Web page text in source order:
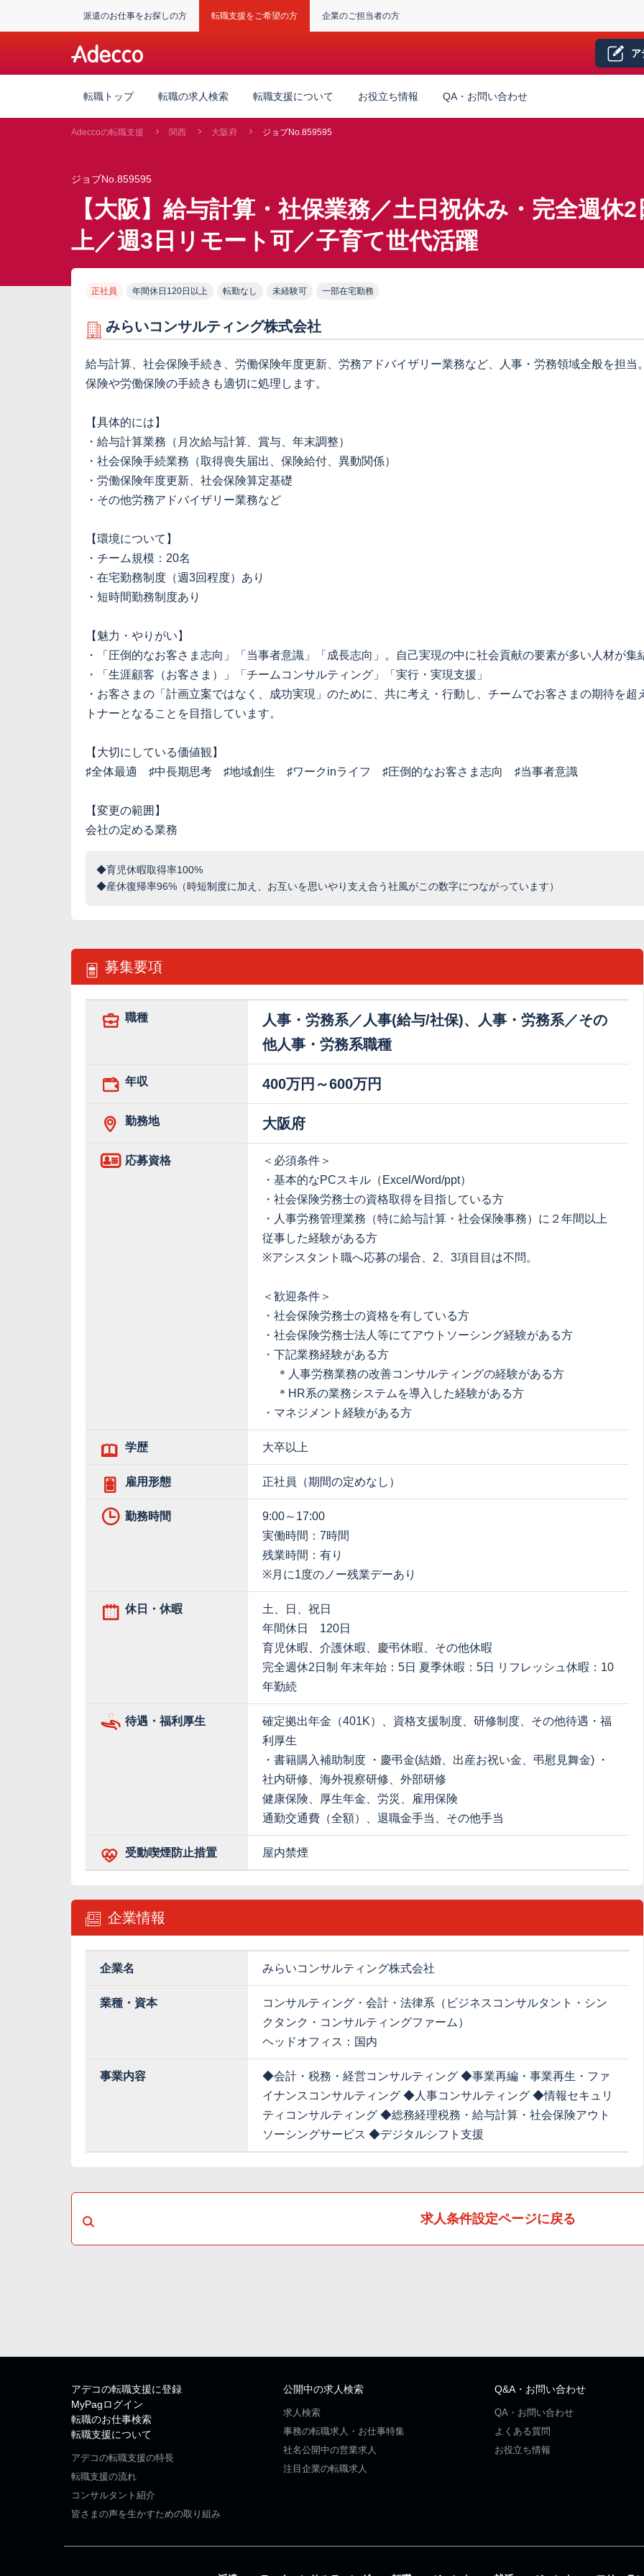
派遣のお仕事をお探しの方 転職支援をご希望の方 企業のご担当者の方
ア
転職トップ 転職の求人検索 転職支援について お役立ち情報 QA・お問い合わせ
Adeccoの転職支援 関西 大阪府 ジョブNo.859595
ジョブNo.859595
【大阪】給与計算・社保業務／土日祝休み・完全週休
上／週3日リモート可／子育て世代活躍
正社員 年間休日120日以上 転勤なし 未経験可 一部在宅勤務
みらいコンサルティング株式会社
給与計算、社会保険手続き、労働保険年度更新、労務アドバイザリー業務など、人事・労務領域全般を担
保険や労働保険の手続きも適切に処理します。
【具体的には】
・給与計算業務（月次給与計算、賞与、年末調整）
・社会保険手続業務（取得喪失届出、保険給付、異動関係）
・労働保険年度更新、社会保険算定基礎
・その他労務アドバイザリー業務など
【環境について】
・チーム規模：20名
・在宅勤務制度（週3回程度）あり
・短時間勤務制度あり
【魅力・やりがい】
・「圧倒的なお客さま志向」「当事者意識」「成長志向」。自己実現の中に社会貢献の要素が多い人材が集
・「生涯顧客（お客さま）」「チームコンサルティング」「実行・実現支援」
・お客さまの「計画立案ではなく、成功実現」のために、共に考え・行動し、チームでお客さまの期待を
トナーとなることを目指しています。
【大切にしている価値観】
♯全体最適 ♯中長期思考 ♯地域創生 ♯ワークinライフ ♯圧倒的なお客さま志向 ♯当事者意識
【変更の範囲】
会社の定める業務
◆育児休暇取得率100%
◆産休復帰率96%（時短制度に加え、お互いを思いやり支え合う社風がこの数字につながっています）
募集要項
職種
人事・労務系／人事(給与/社保)、人事・労務系／その
他人事・労務系職種
年収 400万円～600万円
勤務地 大阪府
応募資格
＜必須条件＞
・基本的なPCスキル（Excel/Word/ppt）
・社会保険労務士の資格取得を目指している方
・人事労務管理業務（特に給与計算・社会保険事務）に２年間以上
従事した経験がある方
※アシスタント職へ応募の場合、2、3項目目は不問。
＜歓迎条件＞
・社会保険労務士の資格を有している方
・社会保険労務士法人等にてアウトソーシング経験がある方
・下記業務経験がある方
＊人事労務業務の改善コンサルティングの経験がある方
＊HR系の業務システムを導入した経験がある方
・マネジメント経験がある方
学歴 大卒以上
雇用形態 正社員（期間の定めなし）
勤務時間
9:00～17:00
実働時間：7時間
残業時間：有り
※月に1度のノー残業デーあり
休日・休暇
土、日、祝日
年間休日 120日
育児休暇、介護休暇、慶弔休暇、その他休暇
完全週休2日制 年末年始：5日 夏季休暇：5日 リフレッシュ休暇：10
年勤続
待遇・福利厚生
確定拠出年金（401K）、資格支援制度、研修制度、その他待遇・福
利厚生
・書籍購入補助制度 ・慶弔金(結婚、出産お祝い金、弔慰見舞金) ・
社内研修、海外視察研修、外部研修
健康保険、厚生年金、労災、雇用保険
通勤交通費（全額）、退職金手当、その他手当
受動喫煙防止措置 屋内禁煙
企業情報
企業名 みらいコンサルティング株式会社
業種・資本
コンサルティング・会計・法律系（ビジネスコンサルタント・シン
クタンク・コンサルティングファーム）
ヘッドオフィス：国内
事業内容
◆会計・税務・経営コンサルティング ◆事業再編・事業再生・ファ
イナンスコンサルティング ◆人事コンサルティング ◆情報セキュリ
ティコンサルティング ◆総務経理税務・給与計算・社会保険アウト
ソーシングサービス ◆デジタルシフト支援
求人条件設定ページに戻る
アデコの転職支援に登録
MyPagログイン
転職のお仕事検索
転職支援について
アデコの転職支援の特長
転職支援の流れ
コンサルタント紹介
皆さまの声を生かすための取り組み
公開中の求人検索
求人検索
事務の転職求人・お仕事特集
社名公開中の営業求人
注目企業の転職求人
Q&A・お問い合わせ
QA・お問い合わせ
よくある質問
お役立ち情報